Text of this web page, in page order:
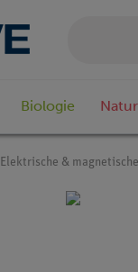
Biologie
Elektrische &